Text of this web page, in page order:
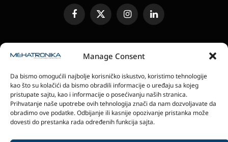
Manage Consent
Da bismo omogućili najbolje korisničko iskustvo, koristimo tehnologije
kao što su kolačići da bismo obradili informacije o uređaju sa kojeg
pristupate sajtu, kao i informacije o posećivanju naših stranica.
Prihvatanje naše upotrebe ovih tehnologija znači da nam dozvoljavate da
obradimo ove podatke. Odbijanje ili kasnije opozivanje pristanka može
dovesti do prestanka rada određenih funkcija sajta.
FacebookX
(Twitter)
InstagramLinkedIn
SLANJE JEDINICA ZA RECENZIJU
ELEKTRONSKA IZDANJA
POLITIKA PRIVATNOSTI
POLITIKA KOLAČIĆA
magazin Mehatronika - Agencija “Gomo Design”
Stanoja Glavaša 37, 26300 Vršac, Serbia